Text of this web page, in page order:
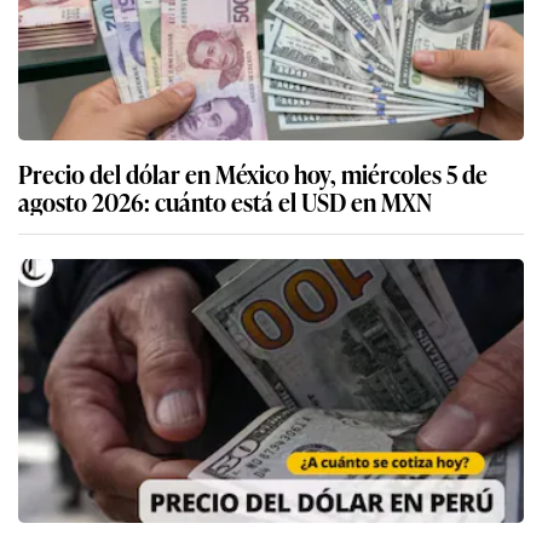
Precio del dólar en México hoy, miércoles 5 de
agosto 2026: cuánto está el USD en MXN